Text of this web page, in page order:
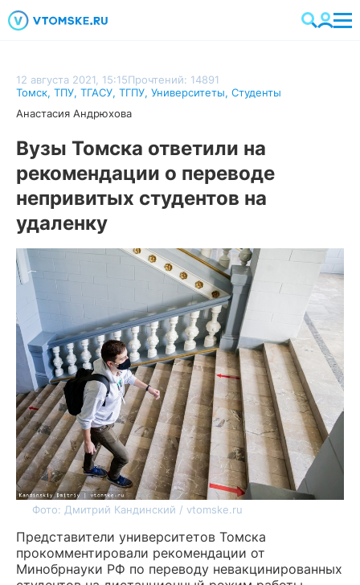
12 августа 2021, 15:15Прочтений: 14891
Томск, ТПУ, ТГАСУ, ТГПУ, Университеты, Студенты
Анастасия Андрюхова
Вузы Томска ответили на
рекомендации о переводе
непривитых студентов на
удаленку
Фото: Дмитрий Кандинский / vtomske.ru
Представители университетов Томска
прокомментировали рекомендации от
Минобрнауки РФ по переводу невакцинированных